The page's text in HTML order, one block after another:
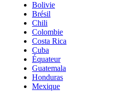
Bolivie
Brésil
Chili
Colombie
Costa Rica
Cuba
Équateur
Guatemala
Honduras
Mexique